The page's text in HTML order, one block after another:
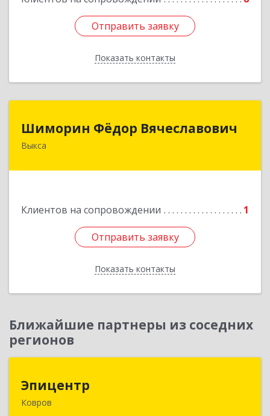
Отправить заявку
Показать контакты
Отправить заявку
Назад
Шиморин Фёдор Вячеславович
Выкса
Клиентов на сопровождении 1
Отправить заявку
Показать контакты
Шиморин Фёдор Вячеславович
Отправить заявку
Назад
Ближайшие партнеры из соседних
регионов
Эпицентр
Ковров
601900, Владимирская обл, Ковров г, Барсукова